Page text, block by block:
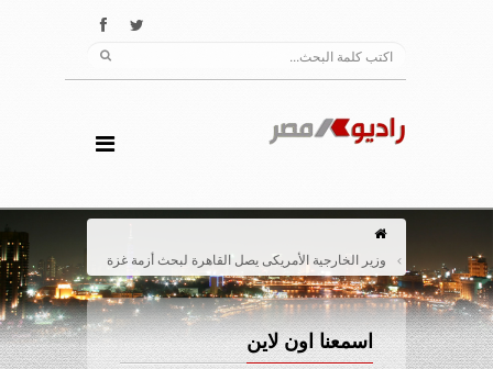
وزير الخارجية الأمريكى يصل القاهرة لبحث أزمة غزة
اسمعنا اون لاين